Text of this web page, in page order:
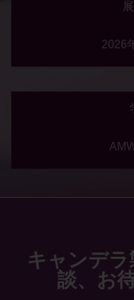
2026
キャンデ
談、お